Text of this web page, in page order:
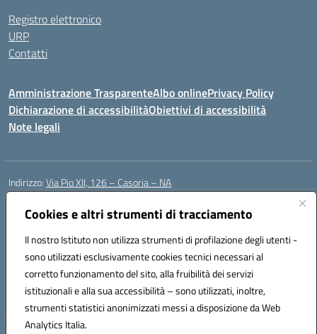
Cookies e altri strumenti di tracciamento
Il nostro Istituto non utilizza strumenti di profilazione degli utenti -
sono utilizzati esclusivamente cookies tecnici necessari al
corretto funzionamento del sito, alla fruibilità dei servizi
istituzionali e alla sua accessibilità – sono utilizzati, inoltre,
strumenti statistici anonimizzati messi a disposizione da Web
Analytics Italia.
Registro elettronico
URP
Contatti
Amministrazione TrasparenteAlbo onlinePrivacy Policy
Dichiarazione di accessibilitàObiettivi di accessibilità
Note legali
Indirizzo:Via Pio XII, 126 – Casoria – NA
Centralino:
Posta elettronica certificata (PEC):naic8et00d@pec.istruzione.it
Codice fiscale: 93056760635
Codice meccanografico:NAIC8ET00D
Codice Indice delle Pubbliche Amministrazioni (IPA): clcc_063
Codice unico di fatturazione (CUF): UFVE8K